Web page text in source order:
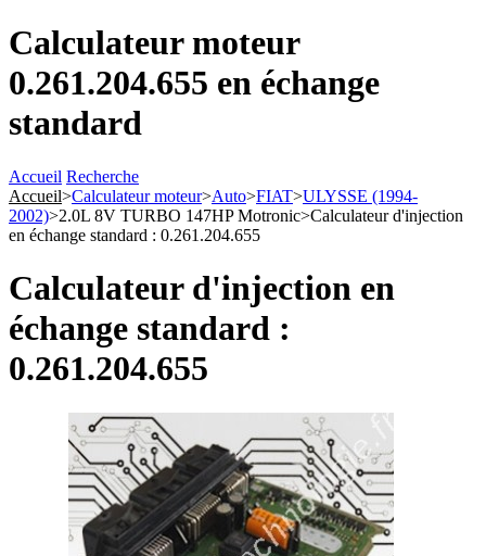
Calculateur moteur
0.261.204.655 en échange
standard
Accueil Recherche
Accueil>Calculateur moteur>Auto>FIAT>ULYSSE (1994-
2002)>2.0L 8V TURBO 147HP Motronic>Calculateur d'injection
en échange standard : 0.261.204.655
Calculateur d'injection en
échange standard :
0.261.204.655